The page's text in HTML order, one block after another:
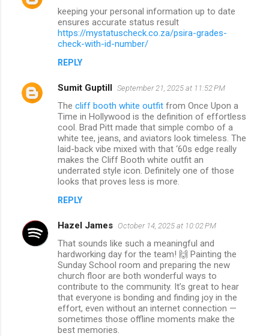
keeping your personal information up to date
ensures accurate status result
https://mystatuscheck.co.za/psira-grades-
check-with-id-number/
REPLY
Sumit Guptill September 21, 2025 at 11:52 PM
The cliff booth white outfit from Once Upon a
Time in Hollywood is the definition of effortless
cool. Brad Pitt made that simple combo of a
white tee, jeans, and aviators look timeless. The
laid-back vibe mixed with that ‘60s edge really
makes the Cliff Booth white outfit an
underrated style icon. Definitely one of those
looks that proves less is more.
REPLY
Hazel James October 14, 2025 at 10:02 PM
That sounds like such a meaningful and
hardworking day for the team! 🙌 Painting the
Sunday School room and preparing the new
church floor are both wonderful ways to
contribute to the community. It’s great to hear
that everyone is bonding and finding joy in the
effort, even without an internet connection —
sometimes those offline moments make the
best memories.